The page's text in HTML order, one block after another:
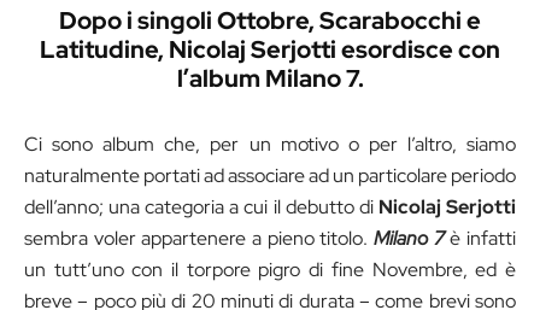
Dopo i singoli Ottobre, Scarabocchi e
Latitudine, Nicolaj Serjotti esordisce con
l’album Milano 7.
Ci sono album che, per un motivo o per l’altro, siamo
naturalmente portati ad associare ad un particolare periodo
dell’anno; una categoria a cui il debutto di Nicolaj Serjotti
sembra voler appartenere a pieno titolo. Milano 7 è infatti
un tutt’uno con il torpore pigro di fine Novembre, ed è
breve – poco più di 20 minuti di durata – come brevi sono